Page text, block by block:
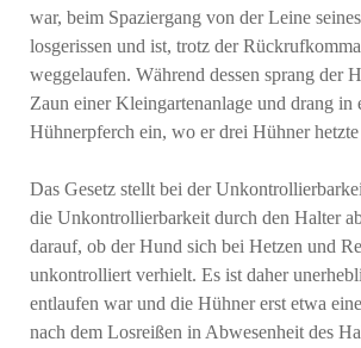
war, beim Spaziergang von der Leine
losgerissen und ist, trotz der
weggelaufen. Während dessen sprang der
Zaun einer Kleingartenanlage und drang in
Hühnerpferch ein, wo er drei Hühner hetzte
Das Gesetz stellt bei der
die Unkontrollierbarkeit durch den Halter
darauf, ob der Hund sich bei Hetzen und
unkontrolliert verhielt. Es ist daher
entlaufen war und die Hühner erst etwa
nach dem Losreißen in Abwesenheit des